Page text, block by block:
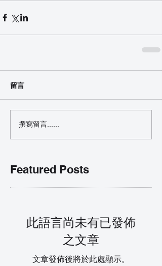
留言
撰寫留言......
Featured Posts
此語言尚未有已發佈
之文章
文章發佈後將於此處顯示。